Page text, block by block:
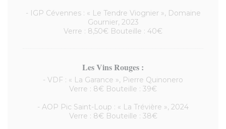
- IGP Cévennes : « Le Tendre Viognier », Domaine
Gournier, 2023
Verre : 8,50€ Bouteille : 40€
Les Vins Rouges :
- VDF : « La Garance », Pierre Quinonero
Verre : 8€ Bouteille : 39€
- AOP Pic Saint-Loup : « La Trévière », 2024
Verre : 8€ Bouteille : 38€